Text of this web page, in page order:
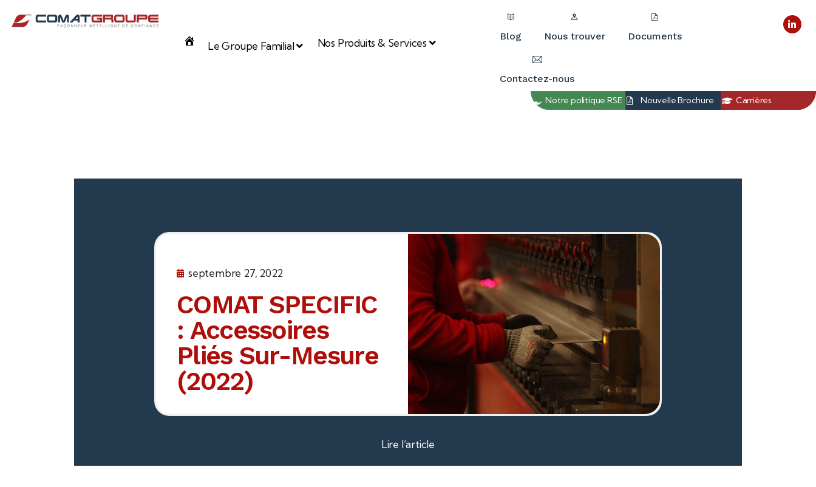
Accueil
Le Groupe Familial Nos Produits & Services Blog Nous trouver Documents
Contactez-nous
Notre politique RSE Nouvelle Brochure Carrières
septembre 27, 2022
COMAT SPECIFIC
: Accessoires
Pliés Sur-Mesure
(2022)
Lire l’article